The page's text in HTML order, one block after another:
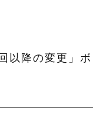
以降の変更」ボ